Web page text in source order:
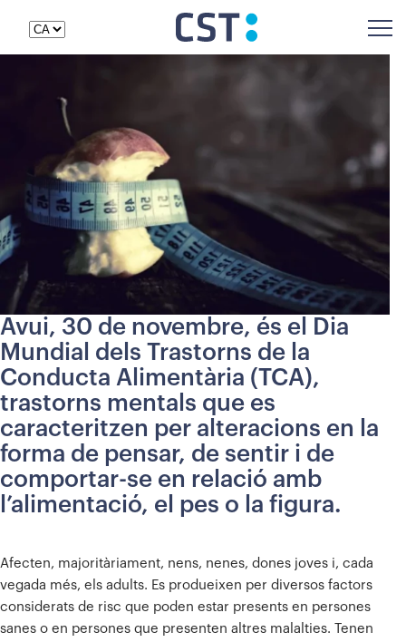
Avui, 30 de novembre, és el Dia
Mundial dels Trastorns de la
Conducta Alimentària (TCA),
trastorns mentals que es
caracteritzen per alteracions en la
forma de pensar, de sentir i de
comportar-se en relació amb
l’alimentació, el pes o la figura.
Afecten, majoritàriament, nens, nenes, dones joves i, cada
vegada més, els adults. Es produeixen per diversos factors
considerats de risc que poden estar presents en persones
sanes o en persones que presenten altres malalties. Tenen